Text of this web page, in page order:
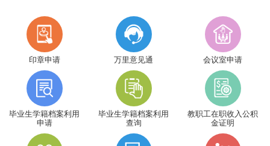
印章申请 万里意见通 会议室申请
毕业生学籍档案利用
申请
毕业生学籍档案利用
查询
教职工在职收入公积
金证明